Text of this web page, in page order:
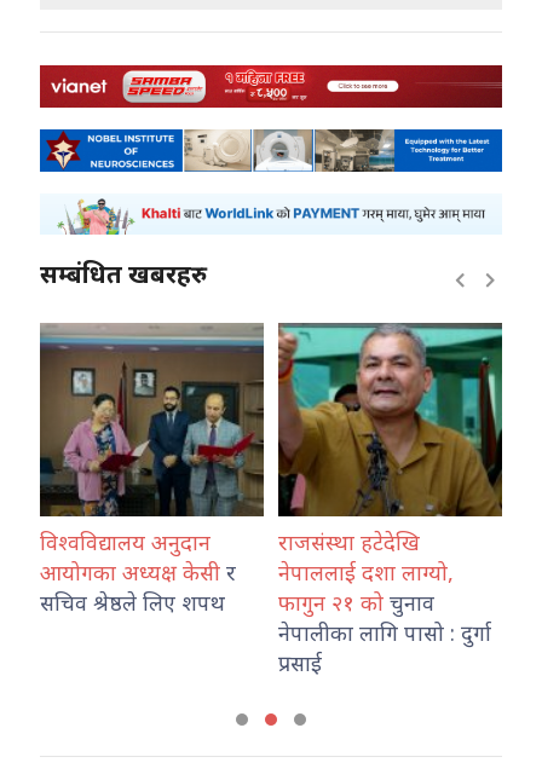
सम्बंधित खबरहरु
अनुदान
केसी र
लिए शपथ
राजसंस्था हटेदेखि
नेपाललाई दशा लाग्यो,
फागुन २१ को
चुनाव
नेपालीका लागि पासो : दुर्गा
कोशी प्रदेश प्रहरी
नेपाल प्रहरी
तथा ट्राफिक
कार्यालय